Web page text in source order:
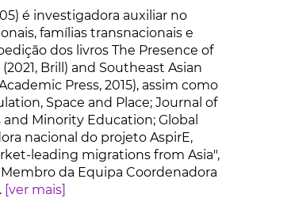
é investigadora auxiliar no
famílias transnacionais e
dos livros The Presence of
Brill) and Southeast Asian
Press, 2015), assim como
Space and Place; Journal of
Minority Education; Global
nacional do projeto AspirE,
leading migrations from Asia",
Membro da Equipa Coordenadora
[ver mais]